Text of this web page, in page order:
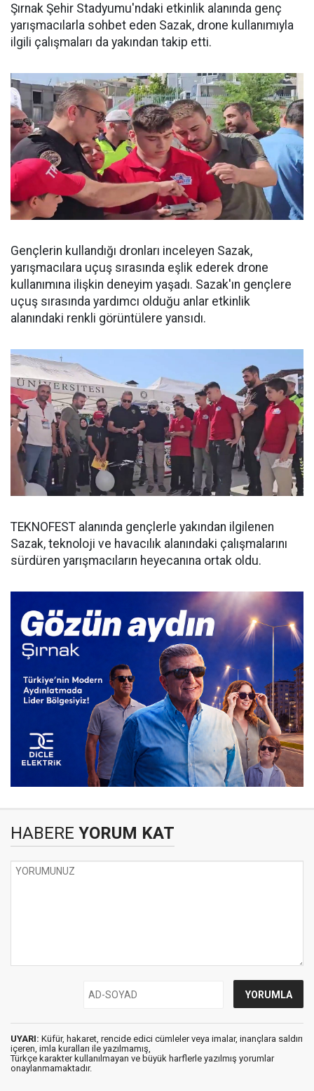
Şırnak Şehir Stadyumu'ndaki etkinlik alanında genç
yarışmacılarla sohbet eden Sazak, drone kullanımıyla
ilgili çalışmaları da yakından takip etti.
Gençlerin kullandığı dronları inceleyen Sazak,
yarışmacılara uçuş sırasında eşlik ederek drone
kullanımına ilişkin deneyim yaşadı. Sazak'ın gençlere
uçuş sırasında yardımcı olduğu anlar etkinlik
alanındaki renkli görüntülere yansıdı.
TEKNOFEST alanında gençlerle yakından ilgilenen
Sazak, teknoloji ve havacılık alanındaki çalışmalarını
sürdüren yarışmacıların heyecanına ortak oldu.
HABERE YORUM KAT
UYARI: Küfür, hakaret, rencide edici cümleler veya imalar, inançlara saldırı
içeren, imla kuralları ile yazılmamış,
Türkçe karakter kullanılmayan ve büyük harflerle yazılmış yorumlar
onaylanmamaktadır.